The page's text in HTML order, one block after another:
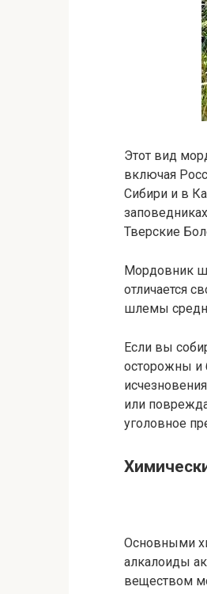
Этот вид
включая
Сибири и в
Тверские
Мордовник
отличается
шлемы
Если вы
осторожны и
или
уголовное
Основными
алкалоиды
веществом